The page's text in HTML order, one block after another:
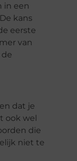
in een
kans
eerste
van
dat je
ook wel
die
niet te